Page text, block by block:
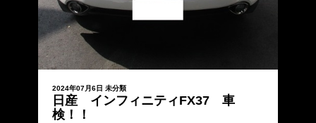
2024年07月6日 未分類
日産 インフィニティFX37 車
検！！